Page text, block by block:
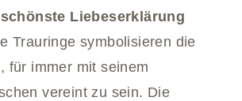
Liebeserklärung
Trauringe symbolisieren die
für immer mit seinem
vereint zu sein. Die